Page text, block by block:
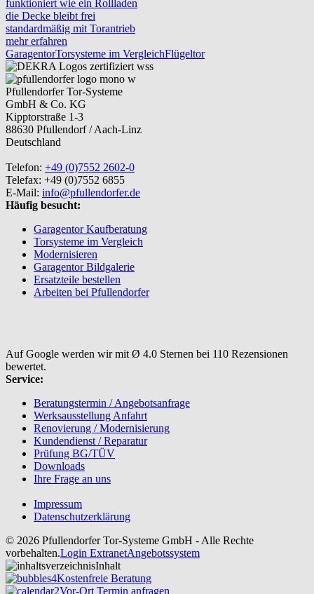
funktioniert wie ein Rollladen
die Decke bleibt frei
standardmäßig mit Torantrieb
mehr erfahren
GaragentorTorsysteme im VergleichFlügeltor
Pfullendorfer Tor-Systeme
GmbH & Co. KG
Kipptorstraße 1-3
88630 Pfullendorf / Aach-Linz
Deutschland
Telefon: +49 (0)7552 2602-0
Telefax: +49 (0)7552 6855
E-Mail: info@pfullendorfer.de
Häufig besucht:
Garagentor Kaufberatung
Torsysteme im Vergleich
Modernisieren
Garagentor Bildgalerie
Ersatzteile bestellen
Arbeiten bei Pfullendorfer
Auf Google werden wir mit Ø 4.0 Sternen bei 110 Rezensionen
bewertet.
Service:
Beratungstermin / Angebotsanfrage
Werksausstellung Anfahrt
Renovierung / Modernisierung
Kundendienst / Reparatur
Prüfung BG/TÜV
Downloads
Ihre Frage an uns
Impressum
Datenschutzerklärung
© 2026 Pfullendorfer Tor-Systeme GmbH - Alle Rechte
vorbehalten.Login ExtranetAngebotssystem
Inhalt
Kostenfreie Beratung
Vor-Ort Termin anfragen